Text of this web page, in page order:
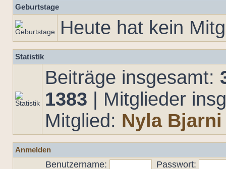
Geburtstage
Heute hat kein
Statistik
Beiträge insgesamt:
1383 | Mitglieder
Mitglied: Nyla Bjarni
Anmelden
Benutzername: Passwort: